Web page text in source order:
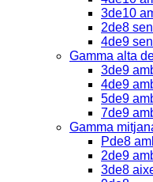
3de10
2de8
4de9
Gamma alta
3de9
4de9
5de9
7de9
Gamma
Pde8
2de9
3de8